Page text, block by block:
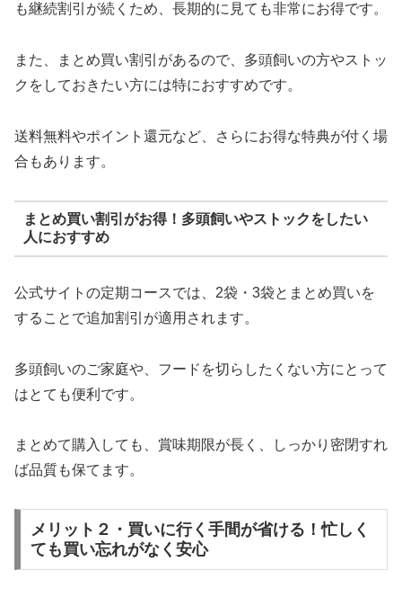
も継続割引が続くため、長期的に見ても非常にお得です。
また、まとめ買い割引があるので、多頭飼いの方やストッ
クをしておきたい方には特におすすめです。
送料無料やポイント還元など、さらにお得な特典が付く場
合もあります。
まとめ買い割引がお得！多頭飼いやストックをしたい
人におすすめ
公式サイトの定期コースでは、2袋・3袋とまとめ買いを
することで追加割引が適用されます。
多頭飼いのご家庭や、フードを切らしたくない方にとって
はとても便利です。
まとめて購入しても、賞味期限が長く、しっかり密閉すれ
ば品質も保てます。
メリット２・買いに行く手間が省ける！忙しく
ても買い忘れがなく安心